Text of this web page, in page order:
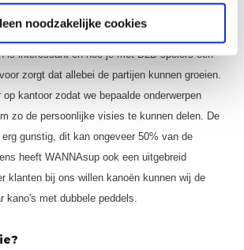
noodzakelijke cookies
is interessant en hoe je met B2B spelers een
zorgt dat allebei de partijen kunnen groeien.
kantoor zodat we bepaalde onderwerpen
zo de persoonlijke visies te kunnen delen. De
gunstig, dit kan ongeveer 50% van de
heeft WANNAsup ook een uitgebreid
klanten bij ons willen kanoën kunnen wij de
kano's met dubbele peddels.